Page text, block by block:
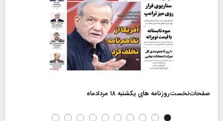
صفحات‌نخست‌روزنامه ها‌ی یکشنبه ۱۸ مردادماه